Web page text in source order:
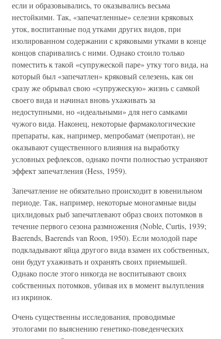
если и образовывались, то оказывались весьма
нестойкими. Так, «запечатленные» селезни кряковых
уток, воспитанные под утками других видов, при
изолированном содержании с кряковыми утками в конце
концов спаривались с ними. Однако стоило только
поместить к такой «супружеской паре» утку того вида, на
который был «запечатлен» кряковый селезень, как он
сразу же обрывал свою «супружескую» жизнь с самкой
своего вида и начинал вновь ухаживать за
недоступными, но «идеальными» для него самками
чужого вида. Наконец, некоторые фармакологические
препараты, как, например, мепробамат (мепротан), не
оказывают существенного влияния на выработку
условных рефлексов, однако почти полностью устраняют
эффект запечатления (Hess, 1959).
Запечатление не обязательно происходит в ювенильном
периоде. Так, например, некоторые моногамные виды
цихлидовых рыб запечатлевают образ своих потомков в
течение первого сезона размножения (Noble, Curtis, 1939;
Baerends, Baerends van Roon, 1950). Если молодой паре
подкладывают яйца другого вида взамен их собственных,
они будут ухаживать и охранять своих приемышей.
Однако после этого никогда не воспитывают своих
собственных потомков, убивая их в момент вылупления
из икринок.
Очень существенны исследования, проводимые
этологами по выяснению генетико-поведенческих